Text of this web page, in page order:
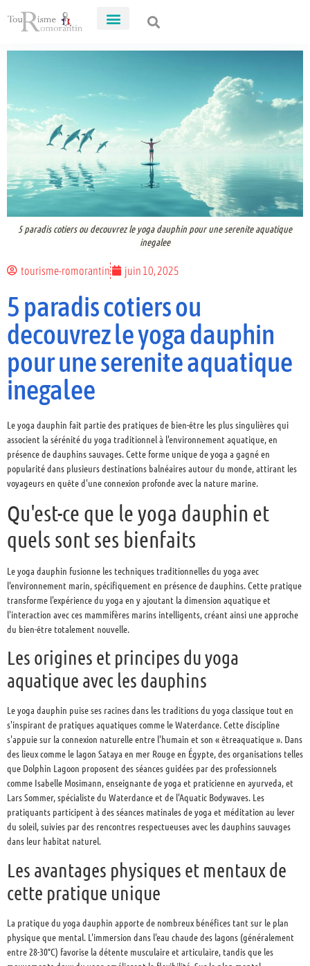
5 paradis cotiers ou decouvrez le yoga dauphin pour une serenite aquatique
inegalee
tourisme-romorantin juin 10, 2025
5 paradis cotiers ou
decouvrez le yoga dauphin
pour une serenite aquatique
inegalee
Le yoga dauphin fait partie des pratiques de bien-être les plus singulières qui
associent la sérénité du yoga traditionnel à l'environnement aquatique, en
présence de dauphins sauvages. Cette forme unique de yoga a gagné en
popularité dans plusieurs destinations balnéaires autour du monde, attirant les
voyageurs en quête d'une connexion profonde avec la nature marine.
Qu'est-ce que le yoga dauphin et
quels sont ses bienfaits
Le yoga dauphin fusionne les techniques traditionnelles du yoga avec
l'environnement marin, spécifiquement en présence de dauphins. Cette pratique
transforme l'expérience du yoga en y ajoutant la dimension aquatique et
l'interaction avec ces mammifères marins intelligents, créant ainsi une approche
du bien-être totalement nouvelle.
Les origines et principes du yoga
aquatique avec les dauphins
Le yoga dauphin puise ses racines dans les traditions du yoga classique tout en
s'inspirant de pratiques aquatiques comme le Waterdance. Cette discipline
s'appuie sur la connexion naturelle entre l'humain et son « êtreaquatique ». Dans
des lieux comme le lagon Sataya en mer Rouge en Égypte, des organisations telles
que Dolphin Lagoon proposent des séances guidées par des professionnels
comme Isabelle Mosimann, enseignante de yoga et praticienne en ayurveda, et
Lars Sommer, spécialiste du Waterdance et de l'Aquatic Bodywaves. Les
pratiquants participent à des séances matinales de yoga et méditation au lever
du soleil, suivies par des rencontres respectueuses avec les dauphins sauvages
dans leur habitat naturel.
Les avantages physiques et mentaux de
cette pratique unique
La pratique du yoga dauphin apporte de nombreux bénéfices tant sur le plan
physique que mental. L'immersion dans l'eau chaude des lagons (généralement
entre 28-30°C) favorise la détente musculaire et articulaire, tandis que les